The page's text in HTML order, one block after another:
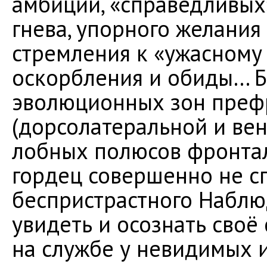
гнева, упорного
стремления к
оскорбления и обиды…
эволюционных зон
(дорсолатеральной и
лобных полюсов
гордец совершенно не
беспристрастного
увидеть и осознать
на службе у невидимых